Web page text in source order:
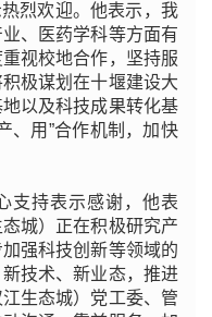
烈欢迎。他表示，我
、医药学科等方面有
视校地合作，坚持服
极谋划在十堰建设大
以及科技成果转化基
、用”合作机制，加快
支持表示感谢，他表
城）正在积极研究产
强科技创新等领域的
技术、新业态，推进
生态城）党工委、管